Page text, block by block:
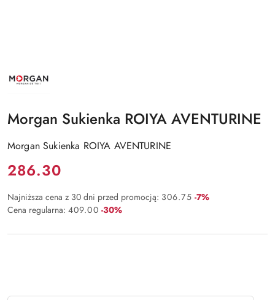
PRODUCENTA:
MORGAN
Morgan Sukienka ROIYA AVENTURINE
Morgan Sukienka ROIYA AVENTURINE
Cena:
286.30
Najniższa cena z 30 dni przed promocją: 306.75 Rabat:
-7%
Cena regularna: 409.00 Rabat:
-30%